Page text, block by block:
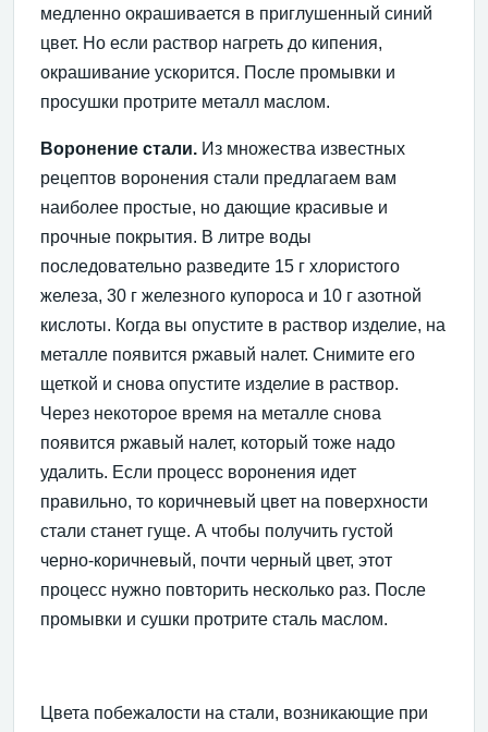
медленно окрашивается в приглушенный синий
цвет. Но если раствор нагреть до кипения,
окрашивание ускорится. После промывки и
просушки протрите металл маслом.
Воронение стали. Из множества известных
рецептов воронения стали предлагаем вам
наиболее простые, но дающие красивые и
прочные покрытия. В литре воды
последовательно разведите 15 г хлористого
железа, 30 г железного купороса и 10 г азотной
кислоты. Когда вы опустите в раствор изделие, на
металле появится ржавый налет. Снимите его
щеткой и снова опустите изделие в раствор.
Через некоторое время на металле снова
появится ржавый налет, который тоже надо
удалить. Если процесс воронения идет
правильно, то коричневый цвет на поверхности
стали станет гуще. А чтобы получить густой
черно-коричневый, почти черный цвет, этот
процесс нужно повторить несколько раз. После
промывки и сушки протрите сталь маслом.
Цвета побежалости на стали, возникающие при